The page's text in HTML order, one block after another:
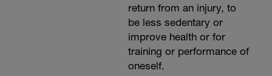
return from an injury, to
be less sedentary or
improve health or for
training or performance of
oneself.